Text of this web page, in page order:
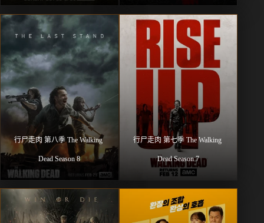
行尸走肉 第八季 The Walking
Dead Season 8
行尸走肉 第七季 The Walking
Dead Season 7